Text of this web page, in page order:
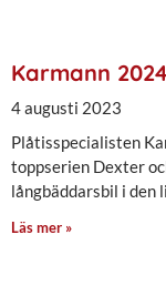
Karmann
4 augusti 2023
Plåtisspecialisten
toppserien Dexter
långbäddarsbil i den
Läs mer »